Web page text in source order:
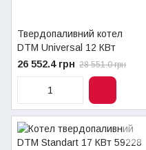
Твердопаливний котел
DTM Universal 12 КВт
26 552.4 грн 28 551.0 грн